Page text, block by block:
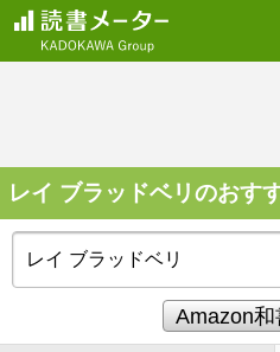
レイ ブラッドベリのおす